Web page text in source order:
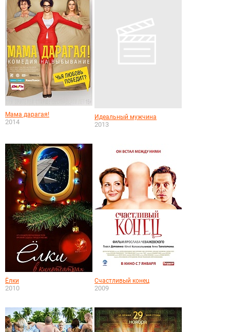
Мама дарагая!
2014
Идеальный мужчина
2013
Ёлки
2010
Счастливый конец
2009